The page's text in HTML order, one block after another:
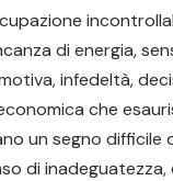
di energia,
infedeltà,
che
un segno difficile
di